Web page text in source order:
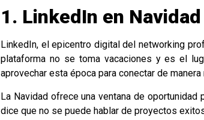
1. LinkedIn en
LinkedIn, el epicentro digital del networking
plataforma no se toma vacaciones y es el
aprovechar esta época para conectar de manera
La Navidad ofrece una ventana de
dice que no se puede hablar de proyectos